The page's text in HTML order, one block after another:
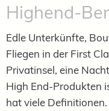
Highend-
Edle Unterkünfte,
Fliegen in der First
Privatinsel, eine
High End-Produkten
hat viele